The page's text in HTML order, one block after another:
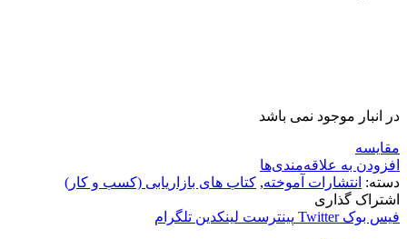
در انبار موجود نمی باشد
مقایسه
افزودن به علاقه‌مندی‌ها
دسته: انتشارات آموخته, کتاب های بازاریابی (کسب و کار)
اشتراک گذاری
فیس بوک Twitter پینترست لینکدین تلگرام